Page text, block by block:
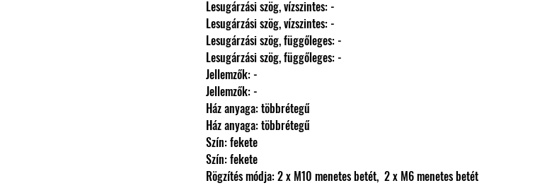
                Lesugárzási szög, vízszintes: -
                Lesugárzási szög, vízszintes: -
                Lesugárzási szög, függőleges: -
                Lesugárzási szög, függőleges: -
                Jellemzők: -
                Jellemzők: -
                Ház anyaga: többrétegű
                Ház anyaga: többrétegű
                Szín: fekete
                Szín: fekete
                Rögzítés módja: 2 x M10 menetes betét,  2 x M6 menetes betét